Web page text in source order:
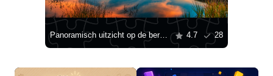
Panoramisch uitzicht op de bergen 4.7 28